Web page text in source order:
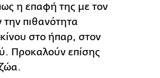
η επαφή της με τον
πιθανότητα
στο ήπαρ, στον
Προκαλούν επίσης